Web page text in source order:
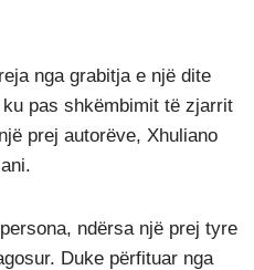
nga grabitja e një dite
pas shkëmbimit të zjarrit
prej autorëve, Xhuliano
ndërsa një prej tyre
Duke përfituar nga